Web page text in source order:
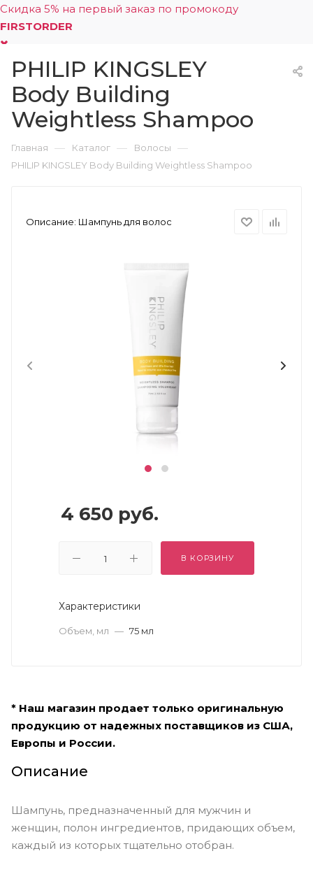
Скидка 5% на первый заказ по промокоду
FIRSTORDER
0
PHILIP KINGSLEY
Body Building
Weightless Shampoo
Главная — Каталог — Волосы —
PHILIP KINGSLEY Body Building Weightless Shampoo
Описание: Шампунь для волос
4 650 руб.
В КОРЗИНУ
Характеристики
Объем, мл — 75 мл
* Наш магазин продает только оригинальную
продукцию от надежных поставщиков из США,
Европы и России.
Описание
Шампунь, предназначенный для мужчин и
женщин, полон ингредиентов, придающих объем,
каждый из которых тщательно отобран.